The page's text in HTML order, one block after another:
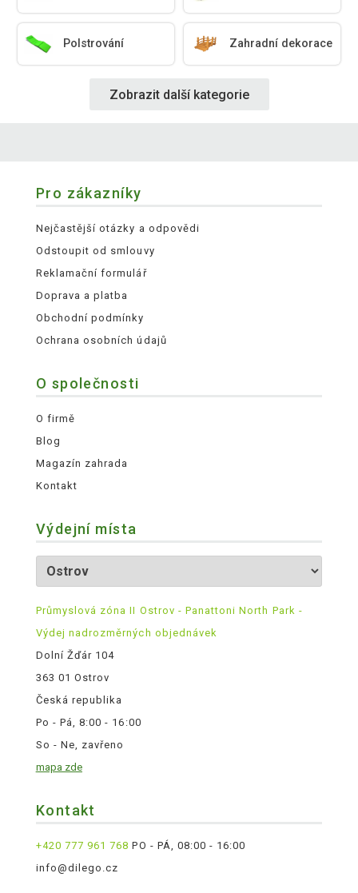
Polstrování Zahradní dekorace
Zobrazit další kategorie
Pro zákazníky
Nejčastější otázky a odpovědi
Odstoupit od smlouvy
Reklamační formulář
Doprava a platba
Obchodní podmínky
Ochrana osobních údajů
O společnosti
O firmě
Blog
Magazín zahrada
Kontakt
Výdejní místa
Průmyslová zóna II Ostrov - Panattoni North Park -
Výdej nadrozměrných objednávek
Dolní Žďár 104
363 01 Ostrov
Česká republika
Po - Pá, 8:00 - 16:00
So - Ne, zavřeno
mapa zde
Kontakt
+420 777 961 768 PO - PÁ, 08:00 - 16:00
info@dilego.cz